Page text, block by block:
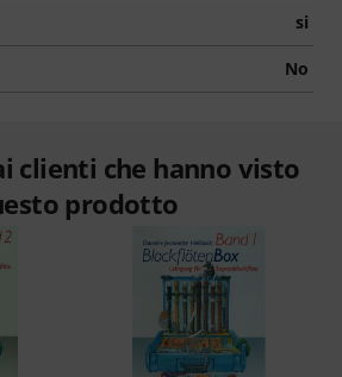
si
No
clienti che hanno visto
prodotto